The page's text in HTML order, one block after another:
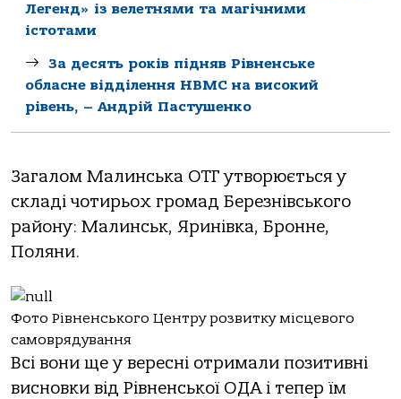
Легенд» із велетнями та магічними
істотами
За десять років підняв Рівненське
обласне відділення НВМС на високий
рівень, – Андрій Пастушенко
Загалом Малинська ОТГ утворюється у
складі чотирьох громад Березнівського
району: Малинськ, Яринівка, Бронне,
Поляни.
Фото Рівненського Центру розвитку місцевого
самоврядування
Всі вони ще у вересні отримали позитивні
висновки від Рівненської ОДА і тепер їм